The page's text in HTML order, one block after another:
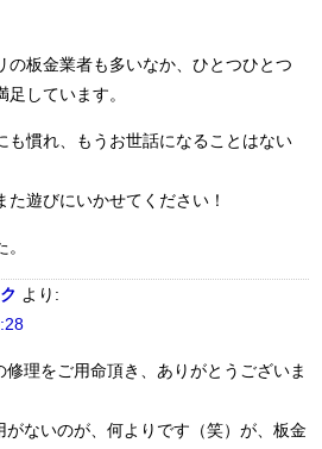
の板金業者も多いなか、ひとつひとつ
しています。
も慣れ、もうお世話になることはない
遊びにいかせてください！
より:
修理をご用命頂き、ありがとうございま
がないのが、何よりです（笑）が、板金